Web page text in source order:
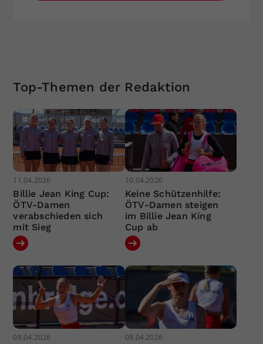
Top-Themen der Redaktion
11.04.2026
Billie Jean King Cup:
ÖTV-Damen
verabschieden sich
mit Sieg
10.04.2026
Keine Schützenhilfe:
ÖTV-Damen steigen
im Billie Jean King
Cup ab
09.04.2026 08.04.2026